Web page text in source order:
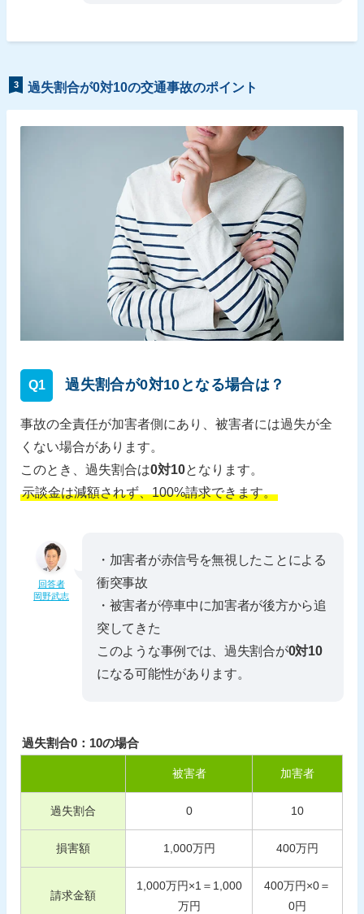
3 過失割合が0対10の交通事故のポイント
Q1 過失割合が0対10となる場合は？
事故の全責任が加害者側にあり、被害者には過失が全
くない場合があります。
このとき、過失割合は0対10となります。
示談金は減額されず、100%請求できます。
回答者
岡野武志
・加害者が赤信号を無視したことによる
衝突事故
・被害者が停車中に加害者が後方から追
突してきた
このような事例では、過失割合が0対10
になる可能性があります。
過失割合0：10の場合
被害者 加害者
過失割合 0 10
損害額 1,000万円 400万円
請求金額
1,000万円×1 ＝ 1,000
万円
400万円×0＝
0円